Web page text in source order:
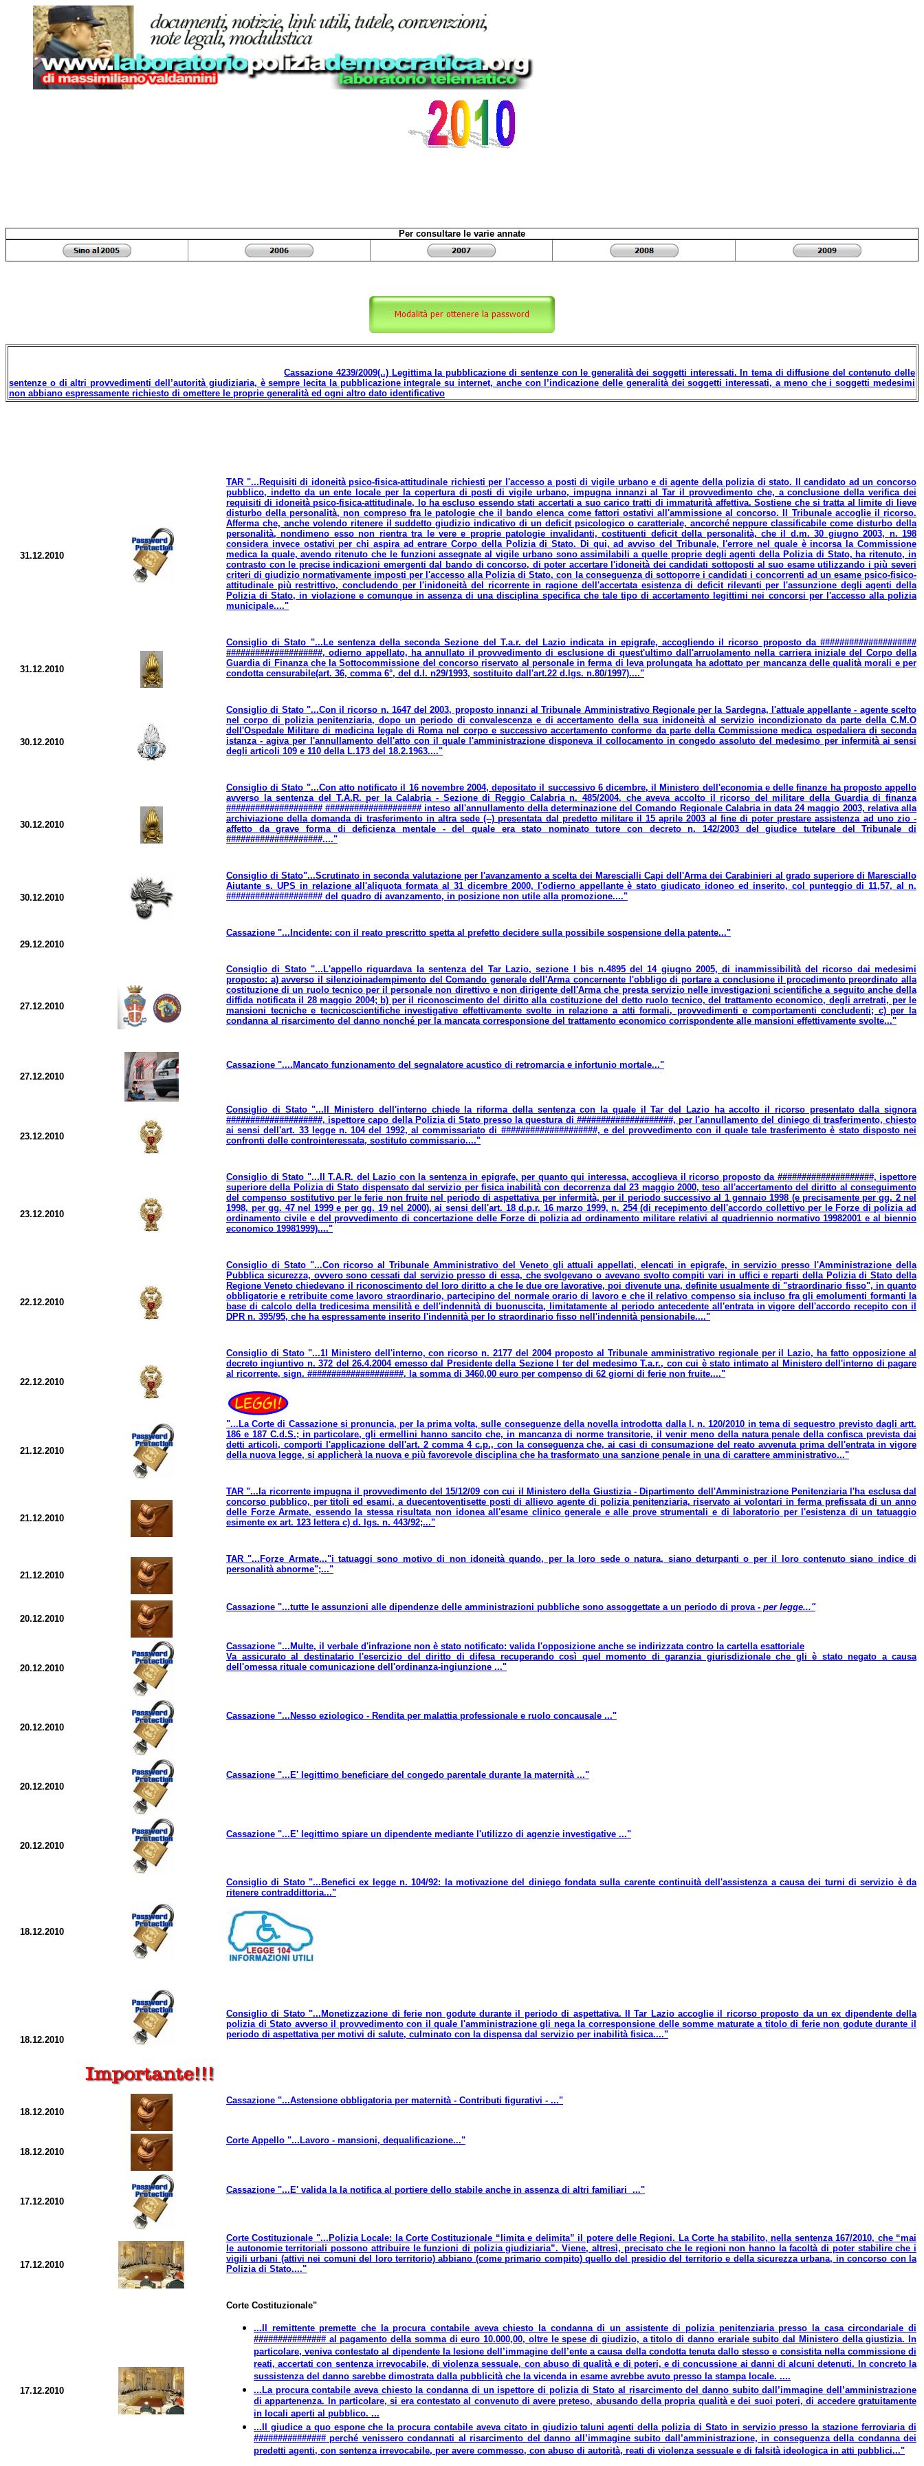
Per consultare le varie annate
Cassazione 4239/2009(..) Legittima la pubblicazione di sentenze con le generalità dei soggetti interessati. In tema di diffusione del contenuto delle
sentenze o di altri provvedimenti dell’autorità giudiziaria, è sempre lecita la pubblicazione integrale su internet, anche con l’indicazione delle generalità dei soggetti interessati, a meno che i soggetti medesimi
non abbiano espressamente richiesto di omettere le proprie generalità ed ogni altro dato identificativo
31.12.2010
TAR "...Requisiti di idoneità psico-fisica-attitudinale richiesti per l'accesso a posti di vigile urbano e di agente della polizia di stato. Il candidato ad un concorso
pubblico, indetto da un ente locale per la copertura di posti di vigile urbano, impugna innanzi al Tar il provvedimento che, a conclusione della verifica dei
requisiti di idoneità psico-fisica-attitudinale, lo ha escluso essendo stati accertati a suo carico tratti di immaturità affettiva. Sostiene che si tratta al limite di lieve
disturbo della personalità, non compreso fra le patologie che il bando elenca come fattori ostativi all'ammissione al concorso. Il Tribunale accoglie il ricorso.
Afferma che, anche volendo ritenere il suddetto giudizio indicativo di un deficit psicologico o caratteriale, ancorché neppure classificabile come disturbo della
personalità, nondimeno esso non rientra tra le vere e proprie patologie invalidanti, costituenti deficit della personalità, che il d.m. 30 giugno 2003, n. 198
considera invece ostativi per chi aspira ad entrare Corpo della Polizia di Stato. Di qui, ad avviso del Tribunale, l'errore nel quale è incorsa la Commissione
medica la quale, avendo ritenuto che le funzioni assegnate al vigile urbano sono assimilabili a quelle proprie degli agenti della Polizia di Stato, ha ritenuto, in
contrasto con le precise indicazioni emergenti dal bando di concorso, di poter accertare l'idoneità dei candidati sottoposti al suo esame utilizzando i più severi
criteri di giudizio normativamente imposti per l'accesso alla Polizia di Stato, con la conseguenza di sottoporre i candidati i concorrenti ad un esame psico-fisico-
attitudinale più restrittivo, concludendo per l'inidoneità del ricorrente in ragione dell'accertata esistenza di deficit rilevanti per l'assunzione degli agenti della
Polizia di Stato, in violazione e comunque in assenza di una disciplina specifica che tale tipo di accertamento legittimi nei concorsi per l'accesso alla polizia
municipale...."
31.12.2010
Consiglio di Stato "...Le sentenza della seconda Sezione del T.a.r. del Lazio indicata in epigrafe, accogliendo il ricorso proposto da ####################
####################, odierno appellato, ha annullato il provvedimento di esclusione di quest'ultimo dall'arruolamento nella carriera iniziale del Corpo della
Guardia di Finanza che la Sottocommissione del concorso riservato al personale in ferma di leva prolungata ha adottato per mancanza delle qualità morali e per
condotta censurabile(art. 36, comma 6°, del d.l. n29/1993, sostituito dall'art.22 d.lgs. n.80/1997)...."
30.12.2010
Consiglio di Stato "...Con il ricorso n. 1647 del 2003, proposto innanzi al Tribunale Amministrativo Regionale per la Sardegna, l'attuale appellante - agente scelto
nel corpo di polizia penitenziaria, dopo un periodo di convalescenza e di accertamento della sua inidoneità al servizio incondizionato da parte della C.M.O
dell'Ospedale Militare di medicina legale di Roma nel corpo e successivo accertamento conforme da parte della Commissione medica ospedaliera di seconda
istanza - agiva per l'annullamento dell'atto con il quale l'amministrazione disponeva il collocamento in congedo assoluto del medesimo per infermità ai sensi
degli articoli 109 e 110 della L.173 del 18.2.1963...."
30.12.2010
Consiglio di Stato "...Con atto notificato il 16 novembre 2004, depositato il successivo 6 dicembre, il Ministero dell'economia e delle finanze ha proposto appello
avverso la sentenza del T.A.R. per la Calabria - Sezione di Reggio Calabria n. 485/2004, che aveva accolto il ricorso del militare della Guardia di finanza
#################### #################### inteso all'annullamento della determinazione del Comando Regionale Calabria in data 24 maggio 2003, relativa alla
archiviazione della domanda di trasferimento in altra sede (--) presentata dal predetto militare il 15 aprile 2003 al fine di poter prestare assistenza ad uno zio -
affetto da grave forma di deficienza mentale - del quale era stato nominato tutore con decreto n. 142/2003 del giudice tutelare del Tribunale di
####################...."
30.12.2010
Consiglio di Stato"...Scrutinato in seconda valutazione per l'avanzamento a scelta dei Marescialli Capi dell'Arma dei Carabinieri al grado superiore di Maresciallo
Aiutante s. UPS in relazione all'aliquota formata al 31 dicembre 2000, l'odierno appellante è stato giudicato idoneo ed inserito, col punteggio di 11,57, al n.
#################### del quadro di avanzamento, in posizione non utile alla promozione...."
29.12.2010
Cassazione "...Incidente: con il reato prescritto spetta al prefetto decidere sulla possibile sospensione della patente..."
27.12.2010
Consiglio di Stato "...L'appello riguardava la sentenza del Tar Lazio, sezione I bis n.4895 del 14 giugno 2005, di inammissibilità del ricorso dai medesimi
proposto: a) avverso il silenzioinadempimento del Comando generale dell'Arma concernente l'obbligo di portare a conclusione il procedimento preordinato alla
costituzione di un ruolo tecnico per il personale non direttivo e non dirigente dell'Arma che presta servizio nelle investigazioni scientifiche a seguito anche della
diffida notificata il 28 maggio 2004; b) per il riconoscimento del diritto alla costituzione del detto ruolo tecnico, del trattamento economico, degli arretrati, per le
mansioni tecniche e tecnicoscientifiche investigative effettivamente svolte in relazione a atti formali, provvedimenti e comportamenti concludenti; c) per la
condanna al risarcimento del danno nonché per la mancata corresponsione del trattamento economico corrispondente alle mansioni effettivamente svolte..."
27.12.2010
Cassazione "....Mancato funzionamento del segnalatore acustico di retromarcia e infortunio mortale..."
23.12.2010
Consiglio di Stato "...Il Ministero dell'interno chiede la riforma della sentenza con la quale il Tar del Lazio ha accolto il ricorso presentato dalla signora
####################, ispettore capo della Polizia di Stato presso la questura di ####################, per l'annullamento del diniego di trasferimento, chiesto
ai sensi dell'art. 33 legge n. 104 del 1992, al commissariato di ####################, e del provvedimento con il quale tale trasferimento è stato disposto nei
confronti delle controinteressata, sostituto commissario...."
23.12.2010
Consiglio di Stato "...Il T.A.R. del Lazio con la sentenza in epigrafe, per quanto qui interessa, accoglieva il ricorso proposto da ####################, ispettore
superiore della Polizia di Stato dispensato dal servizio per fisica inabilità con decorrenza dal 23 maggio 2000, teso all'accertamento del diritto al conseguimento
del compenso sostitutivo per le ferie non fruite nel periodo di aspettativa per infermità, per il periodo successivo al 1 gennaio 1998 (e precisamente per gg. 2 nel
1998, per gg. 47 nel 1999 e per gg. 19 nel 2000), ai sensi dell'art. 18 d.p.r. 16 marzo 1999, n. 254 (di recepimento dell'accordo collettivo per le Forze di polizia ad
ordinamento civile e del provvedimento di concertazione delle Forze di polizia ad ordinamento militare relativi al quadriennio normativo 19982001 e al biennio
economico 19981999)...."
22.12.2010
Consiglio di Stato "...Con ricorso al Tribunale Amministrativo del Veneto gli attuali appellati, elencati in epigrafe, in servizio presso l'Amministrazione della
Pubblica sicurezza, ovvero sono cessati dal servizio presso di essa, che svolgevano o avevano svolto compiti vari in uffici e reparti della Polizia di Stato della
Regione Veneto chiedevano il riconoscimento del loro diritto a che le due ore lavorative, poi divenute una, definite usualmente di "straordinario fisso", in quanto
obbligatorie e retribuite come lavoro straordinario, partecipino del normale orario di lavoro e che il relativo compenso sia incluso fra gli emolumenti formanti la
base di calcolo della tredicesima mensilità e dell'indennità di buonuscita, limitatamente al periodo antecedente all'entrata in vigore dell'accordo recepito con il
DPR n. 395/95, che ha espressamente inserito l'indennità per lo straordinario fisso nell'indennità pensionabile...."
22.12.2010
Consiglio di Stato "...1l Ministero delI'interno, con ricorso n. 2177 del 2004 proposto al Tribunale amministrativo regionale per il Lazio, ha fatto opposizione al
decreto ingiuntivo n. 372 del 26.4.2004 emesso dal Presidente della Sezione I ter del medesimo T.a.r., con cui è stato intimato al Ministero dell'interno di pagare
al ricorrente, sign. ####################, la somma di 3460,00 euro per compenso di 62 giorni di ferie non fruite...."
21.12.2010
"...La Corte di Cassazione si pronuncia, per la prima volta, sulle conseguenze della novella introdotta dalla l. n. 120/2010 in tema di sequestro previsto dagli artt.
186 e 187 C.d.S.; in particolare, gli ermellini hanno sancito che, in mancanza di norme transitorie, il venir meno della natura penale della confisca prevista dai
detti articoli, comporti l'applicazione dell'art. 2 comma 4 c.p., con la conseguenza che, ai casi di consumazione del reato avvenuta prima dell'entrata in vigore
della nuova legge, si applicherà la nuova e più favorevole disciplina che ha trasformato una sanzione penale in una di carattere amministrativo..."
21.12.2010
TAR "...la ricorrente impugna il provvedimento del 15/12/09 con cui il Ministero della Giustizia - Dipartimento dell'Amministrazione Penitenziaria l'ha esclusa dal
concorso pubblico, per titoli ed esami, a duecentoventisette posti di allievo agente di polizia penitenziaria, riservato ai volontari in ferma prefissata di un anno
delle Forze Armate, essendo la stessa risultata non idonea all'esame clinico generale e alle prove strumentali e di laboratorio per l'esistenza di un tatuaggio
esimente ex art. 123 lettera c) d. lgs. n. 443/92;..."
21.12.2010
TAR "...Forze Armate..."i tatuaggi sono motivo di non idoneità quando, per la loro sede o natura, siano deturpanti o per il loro contenuto siano indice di
personalità abnorme";..."
20.12.2010
Cassazione "...tutte le assunzioni alle dipendenze delle amministrazioni pubbliche sono assoggettate a un periodo di prova - per legge..."
20.12.2010
Cassazione "...Multe, il verbale d'infrazione non è stato notificato: valida l'opposizione anche se indirizzata contro la cartella esattoriale
Va assicurato al destinatario l'esercizio del diritto di difesa recuperando così quel momento di garanzia giurisdizionale che gli è stato negato a causa
dell'omessa rituale comunicazione dell'ordinanza-ingiunzione ..."
20.12.2010
Cassazione "...Nesso eziologico - Rendita per malattia professionale e ruolo concausale ..."
20.12.2010
Cassazione "...E' legittimo beneficiare del congedo parentale durante la maternità ..."
20.12.2010
Cassazione "...E' legittimo spiare un dipendente mediante l'utilizzo di agenzie investigative ..."
18.12.2010
Consiglio di Stato "...Benefici ex legge n. 104/92: la motivazione del diniego fondata sulla carente continuità dell'assistenza a causa dei turni di servizio è da
ritenere contraddittoria..."
18.12.2010
Consiglio di Stato "...Monetizzazione di ferie non godute durante il periodo di aspettativa. Il Tar Lazio accoglie il ricorso proposto da un ex dipendente della
polizia di Stato avverso il provvedimento con il quale l'amministrazione gli nega la corresponsione delle somme maturate a titolo di ferie non godute durante il
periodo di aspettativa per motivi di salute, culminato con la dispensa dal servizio per inabilità fisica...."
18.12.2010
Cassazione "...Astensione obbligatoria per maternità - Contributi figurativi - ..."
18.12.2010
Corte Appello "...Lavoro - mansioni, dequalificazione..."
17.12.2010
Cassazione "...E' valida la la notifica al portiere dello stabile anche in assenza di altri familiari ..."
17.12.2010
Corte Costituzionale "...Polizia Locale: la Corte Costituzionale “limita e delimita” il potere delle Regioni. La Corte ha stabilito, nella sentenza 167/2010, che “mai
le autonomie territoriali possono attribuire le funzioni di polizia giudiziaria”. Viene, altresì, precisato che le regioni non hanno la facoltà di poter stabilire che i
vigili urbani (attivi nei comuni del loro territorio) abbiano (come primario compito) quello del presidio del territorio e della sicurezza urbana, in concorso con la
Polizia di Stato...."
17.12.2010
Corte Costituzionale"
...Il remittente premette che la procura contabile aveva chiesto la condanna di un assistente di polizia penitenziaria presso la casa circondariale di
############### al pagamento della somma di euro 10.000,00, oltre le spese di giudizio, a titolo di danno erariale subito dal Ministero della giustizia. In
particolare, veniva contestato al dipendente la lesione dell’immagine dell’ente a causa della condotta tenuta dallo stesso e consistita nella commissione di
reati, accertati con sentenza irrevocabile, di violenza sessuale, con abuso di qualità e di poteri, e di concussione ai danni di alcuni detenuti. In concreto la
sussistenza del danno sarebbe dimostrata dalla pubblicità che la vicenda in esame avrebbe avuto presso la stampa locale. ....
...La procura contabile aveva chiesto la condanna di un ispettore di polizia di Stato al risarcimento del danno subito dall’immagine dell’amministrazione
di appartenenza. In particolare, si era contestato al convenuto di avere preteso, abusando della propria qualità e dei suoi poteri, di accedere gratuitamente
in locali aperti al pubblico. ...
...Il giudice a quo espone che la procura contabile aveva citato in giudizio taluni agenti della polizia di Stato in servizio presso la stazione ferroviaria di
############### perché venissero condannati al risarcimento del danno all’immagine subito dall’amministrazione, in conseguenza della condanna dei
predetti agenti, con sentenza irrevocabile, per avere commesso, con abuso di autorità, reati di violenza sessuale e di falsità ideologica in atti pubblici..."